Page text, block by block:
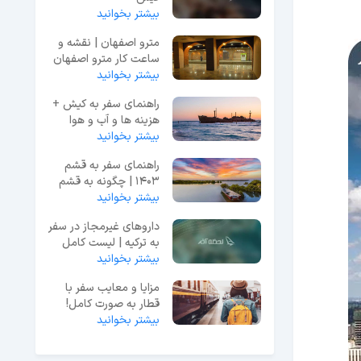
بیشتر بخوانید
مترو اصفهان | نقشه و
ساعت کار مترو اصفهان
1403
بیشتر بخوانید
راهنمای سفر به کیش +
هزینه ها و آب و هوا
بیشتر بخوانید
راهنمای سفر به قشم
1403 | چگونه به قشم
سفر کنیم؟ + هزینه ها
بیشتر بخوانید
داروهای غیرمجاز در سفر
به ترکیه | لیست کامل
داروها + مجوز
بیشتر بخوانید
مزایا و معایب سفر با
قطار به صورت کامل!
بیشتر بخوانید